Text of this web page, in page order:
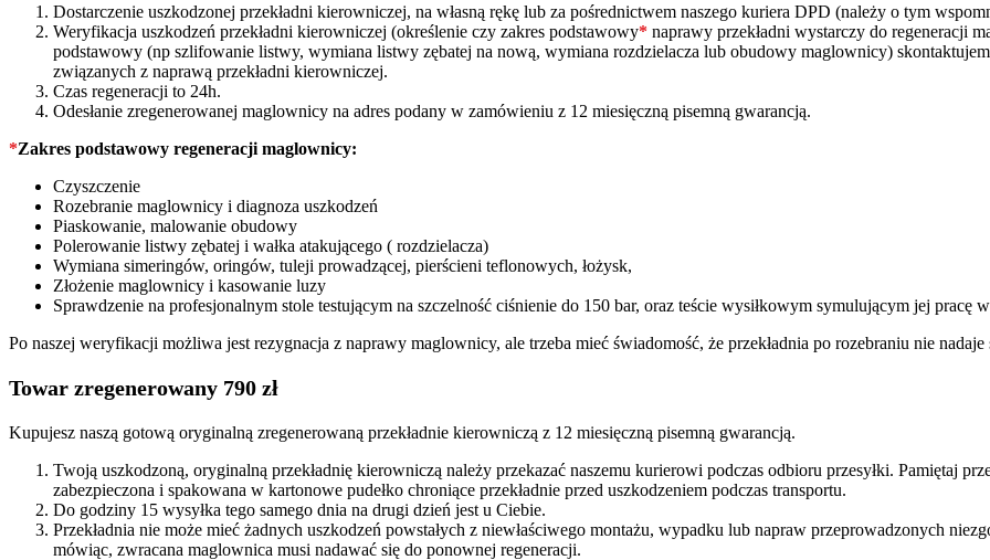
Dostarczenie uszkodzonej przekładni kierowniczej, na własną rękę lub za pośrednictwem naszego kuriera DPD (należy o tym
Weryfikacja uszkodzeń przekładni kierowniczej (określenie czy zakres podstawowy* naprawy przekładni wystarczy do regeneracji
podstawowy (np szlifowanie listwy, wymiana listwy zębatej na nową, wymiana rozdzielacza lub obudowy maglownicy)
związanych z naprawą przekładni kierowniczej.
Czas regeneracji to 24h.
Odesłanie zregenerowanej maglownicy na adres podany w zamówieniu z 12 miesięczną pisemną gwarancją.
*Zakres podstawowy regeneracji maglownicy:
Czyszczenie
Rozebranie maglownicy i diagnoza uszkodzeń
Piaskowanie, malowanie obudowy
Polerowanie listwy zębatej i wałka atakującego ( rozdzielacza)
Wymiana simeringów, oringów, tuleji prowadzącej, pierścieni teflonowych, łożysk,
Złożenie maglownicy i kasowanie luzy
Sprawdzenie na profesjonalnym stole testującym na szczelność ciśnienie do 150 bar, oraz teście wysiłkowym symulującym jej pracę
Po naszej weryfikacji możliwa jest rezygnacja z naprawy maglownicy, ale trzeba mieć świadomość, że przekładnia po rozebraniu nie
Towar zregenerowany 790 zł
Kupujesz naszą gotową oryginalną zregenerowaną przekładnie kierowniczą z 12 miesięczną pisemną gwarancją.
Twoją uszkodzoną, oryginalną przekładnię kierowniczą należy przekazać naszemu kurierowi podczas odbioru przesyłki. Pamiętaj
zabezpieczona i spakowana w kartonowe pudełko chroniące przekładnie przed uszkodzeniem podczas transportu.
Do godziny 15 wysyłka tego samego dnia na drugi dzień jest u Ciebie.
Przekładnia nie może mieć żadnych uszkodzeń powstałych z niewłaściwego montażu, wypadku lub napraw przeprowadzonych
mówiąc, zwracana maglownica musi nadawać się do ponownej regeneracji.